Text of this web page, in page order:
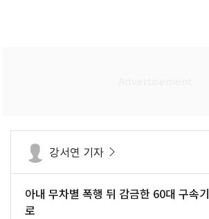
강서연 기자
아내 무차별 폭행 뒤 감금한 60대 구속기
로